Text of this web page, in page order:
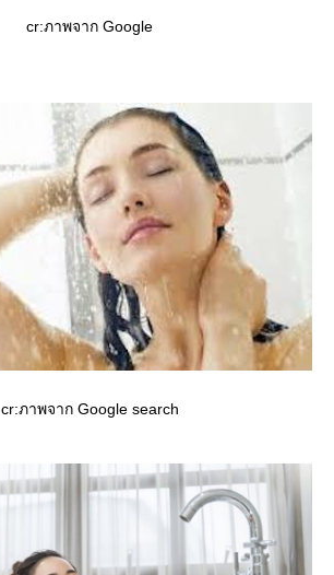
cr:ภาพจาก Google
cr:ภาพจาก Google search